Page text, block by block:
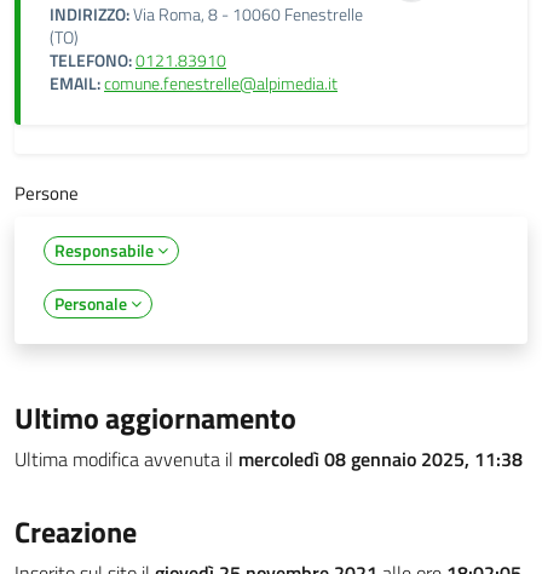
INDIRIZZO:Via Roma, 8 - 10060 Fenestrelle
(TO)
TELEFONO:0121.83910
EMAIL:comune.fenestrelle@alpimedia.it
Persone
Responsabile
Personale
Ultimo aggiornamento
Ultima modifica avvenuta il mercoledì 08 gennaio 2025, 11:38
Creazione